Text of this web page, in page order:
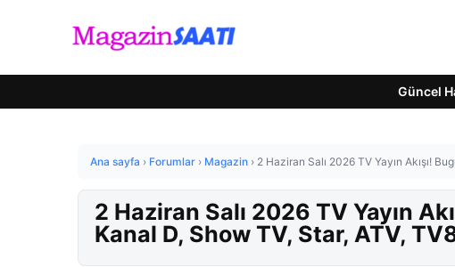
Güncel
Ana sayfa › Forumlar › Magazin › 2 Haziran Salı 2026 TV Yayın Akışı!
2 Haziran Salı 2026 TV Yayın
Kanal D, Show TV, Star, ATV,